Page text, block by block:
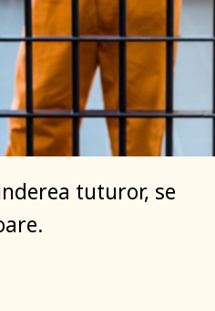
tuturor, se